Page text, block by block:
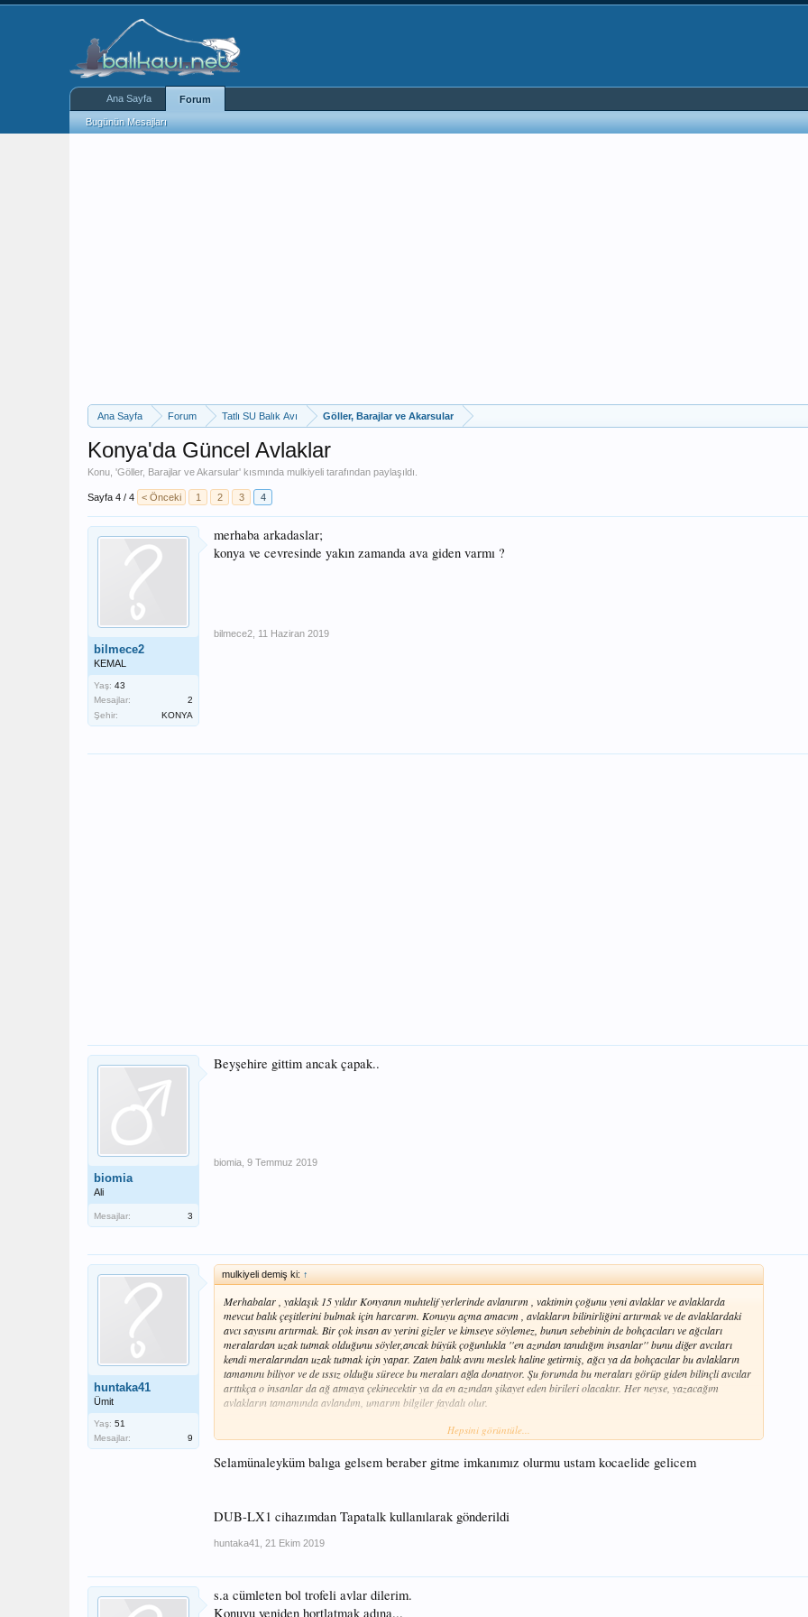
Ana Sayfa Forum Tatlı SU Balık Avı Göller, Barajlar ve Akarsular
Konya'da Güncel Avlaklar
Konu, 'Göller, Barajlar ve Akarsular' kısmında mulkiyeli tarafından paylaşıldı.
Sayfa 4 / 4 < Önceki 1 2 3 4
bilmece2
KEMAL
Yaş: 43
Mesajlar:
2
Şehir:
KONYA
merhaba arkadaslar;
konya ve cevresinde yakın zamanda ava giden varmı ?
bilmece2 11 Haziran 2019
biomia
Ali
Mesajlar: 3
Beyşehire gittim ancak çapak..
biomia 9 Temmuz 2019
huntaka41
Ümit
Yaş: 51
Mesajlar:
9
mulkiyeli demiş ki: ↑
Merhabalar , yaklaşık 15 yıldır Konyanın muhtelif yerlerinde avlanırım , vaktimin çoğunu yeni avlaklar ve avlaklarda
mevcut balık çeşitlerini bulmak için harcarım. Konuyu açma amacım , avlakların bilinirliğini artırmak ve de avlaklardaki
avcı sayısını artırmak. Bir çok insan av yerini gizler ve kimseye söylemez, bunun sebebinin de bohçacıları ve ağcıları
meralardan uzak tutmak olduğunu söyler,ancak büyük çoğunlukla ''en azından tanıdığım insanlar'' bunu diğer avcıları
kendi meralarından uzak tutmak için yapar. Zaten balık avını meslek haline getirmiş, ağcı ya da bohçacılar bu avlakların
tamamını biliyor ve de ıssız olduğu sürece bu meraları ağla donatıyor. Şu forumda bu meraları görüp giden bilinçli avcılar
arttıkça o insanlar da ağ atmaya çekinecektir ya da en azından şikayet eden birileri olacaktır. Her neyse, yazacağım
avlakların tamamında avlandım, umarım bilgiler faydalı olur.
1. Altınapa barajı: Konyanın yanıbaşında , beyşehir yolu üzerindeki bu barajda, derbent yolu üzerindeki kayalık kısımlarda
mesafelerde malesef israil sazanları yemleri götürüyor.Özellikle sazan sezonu açılınca yer bulmak bile zor, ordaki klasik
avcı profili: kişi başı ortalama 10 olta,limit tanımazlık, etraftaki insanlara avcılık dersi ve nutuk, kıyıdaki gümüş sürülerini
gümüş,Sazan, aynalı sazan,israil sazanı, kadife, turna,sudak, gökkuşağı alabalığı, akbalık(kasna-kefal) bir de son yıllarda
karaburun ve akburun taraflarında güzel sazanlar alabilirsiniz. Balık çeşitleri: sazan,akbalık, siraz,kadife, yağ balığı,sudak
ve bolca israil sazanı.
Hepsini görüntüle...
Selamünaleyküm balıga gelsem beraber gitme imkanımız olurmu ustam kocaelide gelicem
DUB-LX1 cihazımdan Tapatalk kullanılarak gönderildi
huntaka41 21 Ekim 2019
s.a cümleten bol trofeli avlar dilerim.
Konuyu yeniden hortlatmak adına...
Ana Sayfa Forum
Bugünün Mesajları